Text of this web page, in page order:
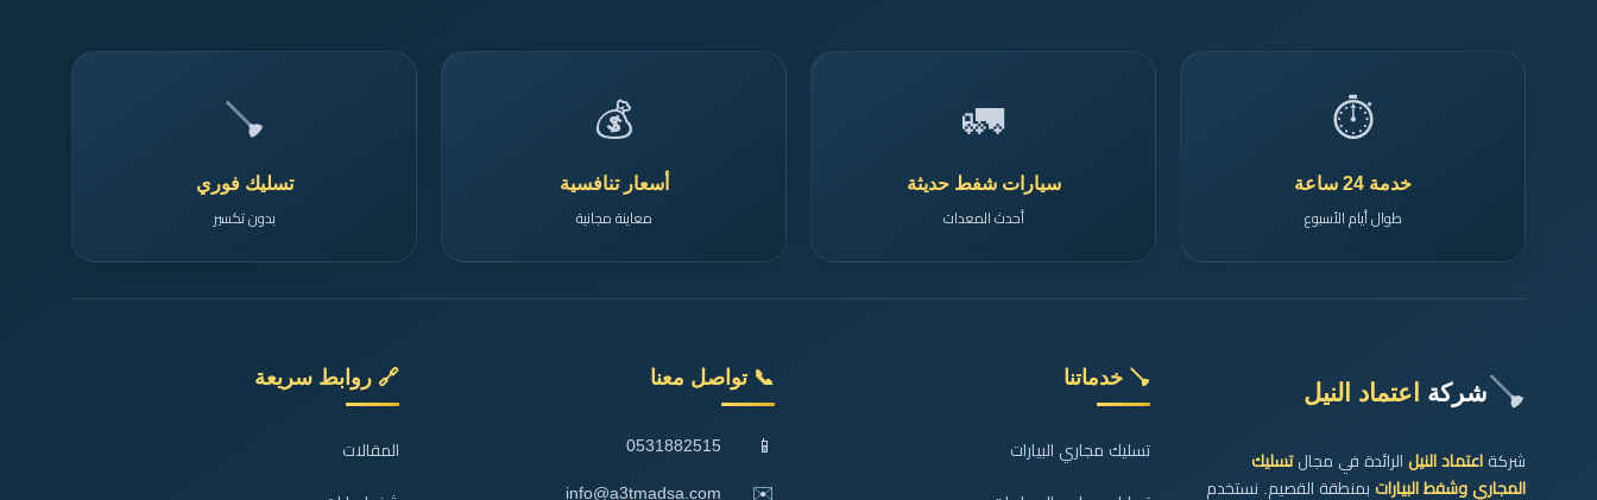
⏱️
خدمة 24 ساعة
طوال أيام الأسبوع
🚛
سيارات شفط حديثة
أحدث المعدات
💰
أسعار تنافسية
معاينة مجانية
🪠
تسليك فوري
بدون تكسير
🪠شركة اعتماد النيل
شركة اعتماد النيل الرائدة في مجالتسليك
المجاري وشفط البيارات بمنطقة القصيم. نستخدم
🪠 خدماتنا
تسليك مجاري البيارات
📞 تواصل معنا
📱
0531882515
✉️
info@a3tmadsa.com
🔗 روابط سريعة
المقالات